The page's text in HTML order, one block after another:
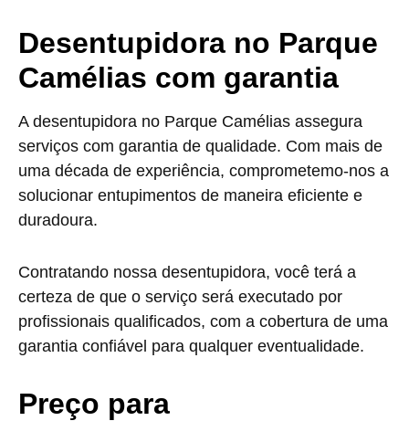
Desentupidora no Parque
Camélias com garantia
A desentupidora no Parque Camélias assegura
serviços com garantia de qualidade. Com mais de
uma década de experiência, comprometemo-nos a
solucionar entupimentos de maneira eficiente e
duradoura.
Contratando nossa desentupidora, você terá a
certeza de que o serviço será executado por
profissionais qualificados, com a cobertura de uma
garantia confiável para qualquer eventualidade.
Preço para